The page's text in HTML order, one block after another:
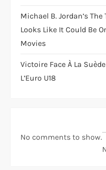
Michael B. Jordan’s
Looks Like It Could Be
Movies
Victoire Face À La
L’Euro U18
No comments to show.